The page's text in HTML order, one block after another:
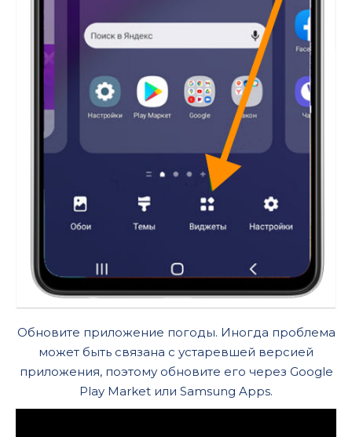
Обновите приложение погоды. Иногда проблема
может быть связана с устаревшей версией
приложения, поэтому обновите его через Google
Play Market или Samsung Apps.